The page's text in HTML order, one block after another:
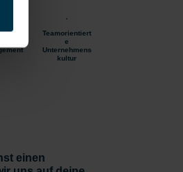
Teamorientiert
e
Unternehmens
kultur
einen